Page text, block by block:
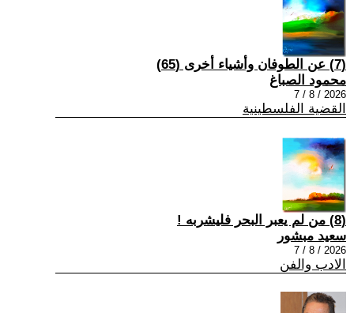
(7) عن الطوفان وأشياء أخرى (65)
محمود الصباغ
2026 / 8 / 7
القضية الفلسطينية
(8) من لم يعبر البحر فليشربه !
سعيد مبشور
2026 / 8 / 7
الادب والفن